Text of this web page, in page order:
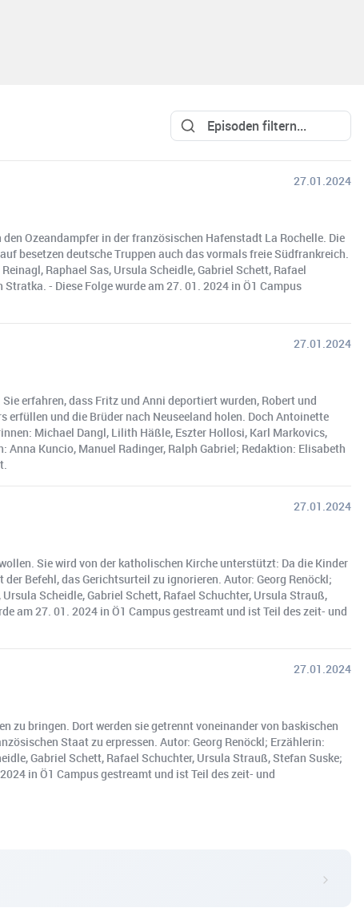
27.01.2024
Ozeandampfer in der französischen Hafenstadt La Rochelle. Die
besetzen deutsche Truppen auch das vormals freie Südfrankreich.
Raphael Sas, Ursula Scheidle, Gabriel Schett, Rafael
- Diese Folge wurde am 27. 01. 2024 in Ö1 Campus
27.01.2024
erfahren, dass Fritz und Anni deportiert wurden, Robert und
erfüllen und die Brüder nach Neuseeland holen. Doch Antoinette
Michael Dangl, Lilith Häßle, Eszter Hollosi, Karl Markovics,
Kuncio, Manuel Radinger, Ralph Gabriel; Redaktion: Elisabeth
27.01.2024
Sie wird von der katholischen Kirche unterstützt: Da die Kinder
Befehl, das Gerichtsurteil zu ignorieren. Autor: Georg Renöckl;
Scheidle, Gabriel Schett, Rafael Schuchter, Ursula Strauß,
am 27. 01. 2024 in Ö1 Campus gestreamt und ist Teil des zeit- und
27.01.2024
zu bringen. Dort werden sie getrennt voneinander von baskischen
Staat zu erpressen. Autor: Georg Renöckl; Erzählerin:
Gabriel Schett, Rafael Schuchter, Ursula Strauß, Stefan Suske;
in Ö1 Campus gestreamt und ist Teil des zeit- und